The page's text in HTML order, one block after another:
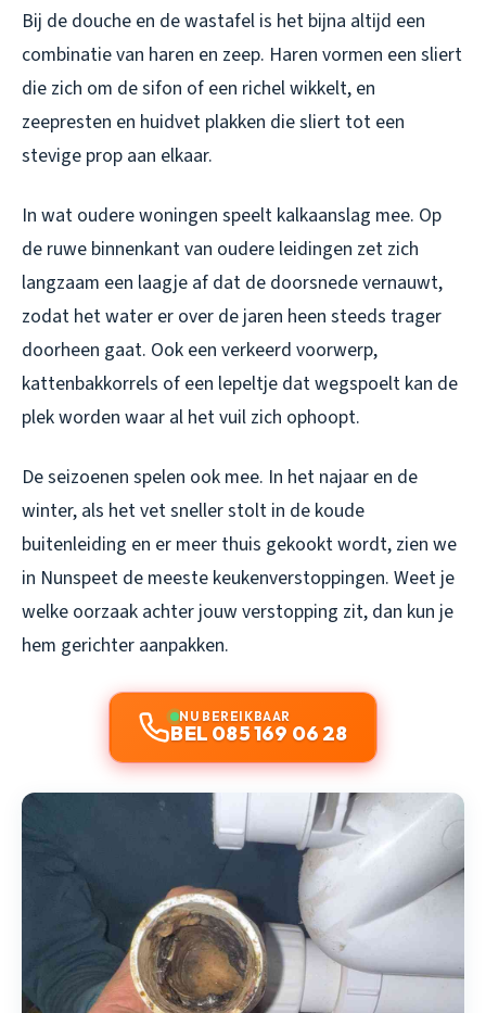
Bij de douche en de wastafel is het bijna altijd een
combinatie van haren en zeep. Haren vormen een sliert
die zich om de sifon of een richel wikkelt, en
zeepresten en huidvet plakken die sliert tot een
stevige prop aan elkaar.
In wat oudere woningen speelt kalkaanslag mee. Op
de ruwe binnenkant van oudere leidingen zet zich
langzaam een laagje af dat de doorsnede vernauwt,
zodat het water er over de jaren heen steeds trager
doorheen gaat. Ook een verkeerd voorwerp,
kattenbakkorrels of een lepeltje dat wegspoelt kan de
plek worden waar al het vuil zich ophoopt.
De seizoenen spelen ook mee. In het najaar en de
winter, als het vet sneller stolt in de koude
buitenleiding en er meer thuis gekookt wordt, zien we
in Nunspeet de meeste keukenverstoppingen. Weet je
welke oorzaak achter jouw verstopping zit, dan kun je
hem gerichter aanpakken.
NU BEREIKBAAR
BEL 085 169 06 28